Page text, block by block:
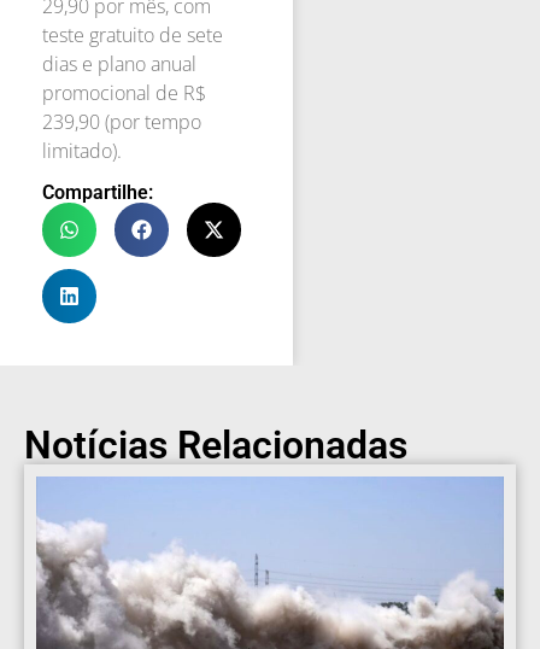
29,90 por mês, com
teste gratuito de sete
dias e plano anual
promocional de R$
239,90 (por tempo
limitado).
Compartilhe:
Notícias Relacionadas